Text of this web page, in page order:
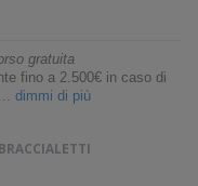
gratuita
fino a 2.500€ in caso di
... dimmi di più